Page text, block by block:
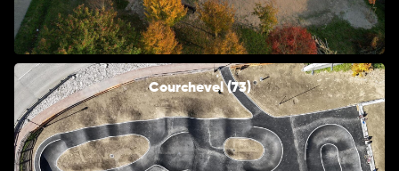
Courchevel (73)